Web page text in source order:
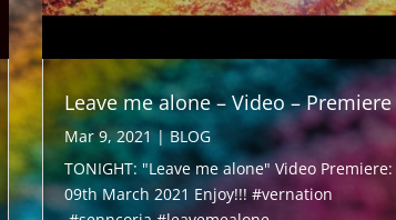
Leave me alone – Video – Premiere
Mar 9, 2021|BLOG
TONIGHT: "Leave me alone" Video Premiere:
09th March 2021 Enjoy!!! #vernation